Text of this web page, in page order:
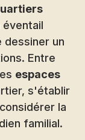
un
Entre
espaces
s'établir
la
familial.